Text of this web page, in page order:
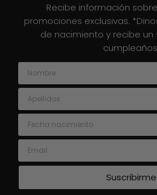
Recibe información
promociones exclusivas.
de nacimiento y recibe un
Nombre
Apellidos
Fecha nacimiento
Email
Suscribirme